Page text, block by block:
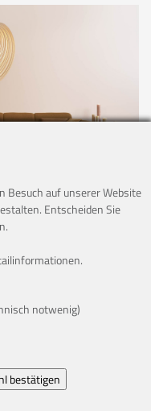
Besuch auf unserer Website
Entscheiden Sie
notwenig)